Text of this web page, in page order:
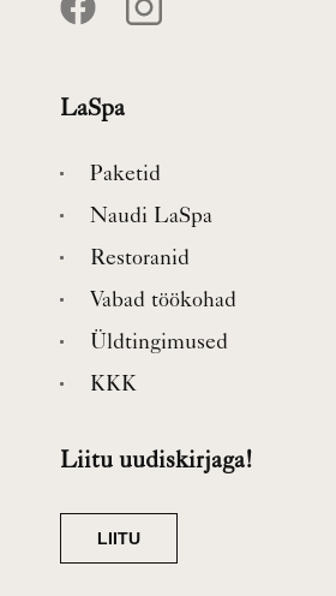
LaSpa
Paketid
Naudi LaSpa
Restoranid
Vabad töökohad
Üldtingimused
KKK
Liitu uudiskirjaga!
LIITU